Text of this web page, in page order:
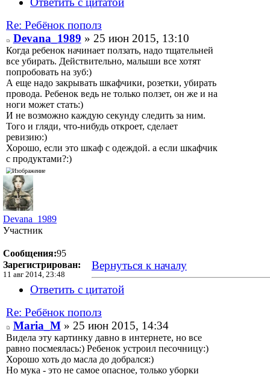
Re: Ребёнок пополз
Devana_1989 » 25 июн 2015, 13:10
Когда ребенок начинает ползать, надо тщательней
все убирать. Действительно, малыши все хотят
попробовать на зуб:)
А еще надо закрывать шкафчики, розетки, убирать
провода. Ребенок ведь не только ползет, он же и на
ноги может стать:)
И не возможно каждую секунду следить за ним.
Того и гляди, что-нибудь откроет, сделает
ревизию:)
Хорошо, если это шкаф с одеждой. а если шкафчик
с продуктами?:)
Devana_1989
Участник
Сообщения:95
Зарегистрирован:
11 авг 2014, 23:48
Вернуться к началу
Ответить с цитатой
Re: Ребёнок пополз
Maria_M» 25 июн 2015, 14:34
Видела эту картинку давно в интернете, но все
равно посмеялась:) Ребенок устроил песочницу:)
Хорошо хоть до масла до добрался:)
Но мука - это не самое опасное, только уборки